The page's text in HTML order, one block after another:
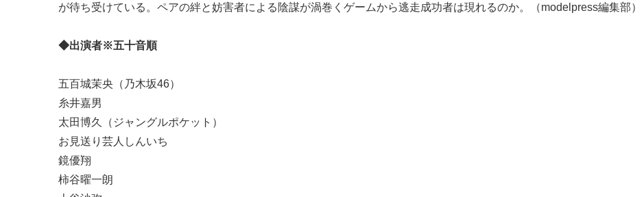
が待ち受けている。ペアの絆と妨害者による陰謀が渦巻くゲームから逃走成功者は現れるのか。（modelpress編集部）
◆出演者※五十音順
五百城茉央（乃木坂46）
糸井嘉男
太田博久（ジャングルポケット）
お見送り芸人しんいち
鏡優翔
柿谷曜一朗